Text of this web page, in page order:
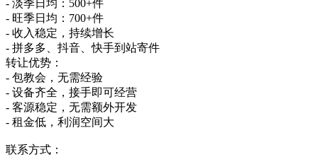
- 淡季日均：500+件
- 旺季日均：700+件
- 收入稳定，持续增长
- 拼多多、抖音、快手到站寄件
转让优势：
- 包教会，无需经验
- 设备齐全，接手即可经营
- 客源稳定，无需额外开发
- 租金低，利润空间大
联系方式：